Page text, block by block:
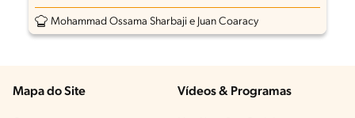
Mohammad Ossama Sharbaji e Juan Coaracy
Mapa do Site Vídeos & Programas​